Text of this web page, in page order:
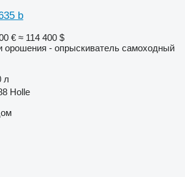
b
€ ≈ 114 400 $
орошения - опрыскиватель самоходный
л
Holle